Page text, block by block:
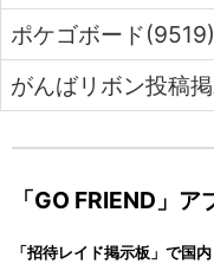
ポケゴボード(9519)
がんばリボン投稿
「GO FRIEND」
「招待レイド掲示板」で国